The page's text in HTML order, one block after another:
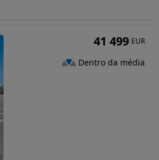
41 499 EUR
Dentro da média